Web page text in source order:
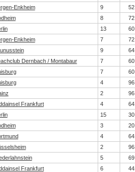
Enkheim 9 52
8 72
13 60
Enkheim 7 72
9 64
Dernbach / Montabaur 7 60
7 60
4 96
2 96
Frankfurt 4 64
15 30
3 20
4 64
2 96
5 69
Frankfurt 6 44